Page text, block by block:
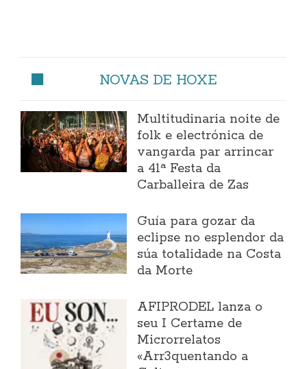
NOVAS DE HOXE
Multitudinaria noite de
folk e electrónica de
vangarda par arrincar
a 41ª Festa da
Carballeira de Zas
Guía para gozar da
eclipse no esplendor da
súa totalidade na Costa
da Morte
AFIPRODEL lanza o
seu I Certame de
Microrrelatos
«Arr3quentando a